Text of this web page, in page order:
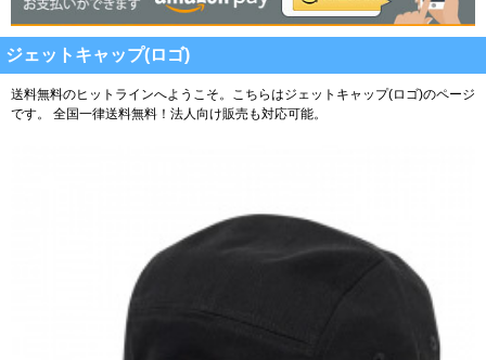
ジェットキャップ(ロゴ)
送料無料のヒットラインへようこそ。こちらはジェットキャップ(ロゴ)のページ
です。
全国一律送料無料！法人向け販売も対応可能。